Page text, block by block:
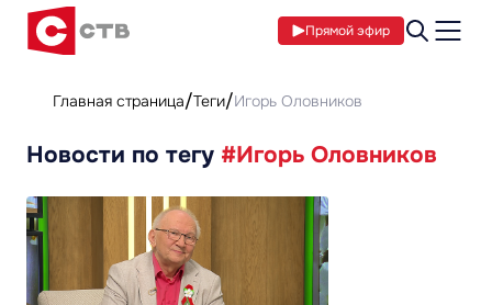
Прямой эфир
Главная страница Теги Игорь Оловников
Новости по тегу #Игорь Оловников